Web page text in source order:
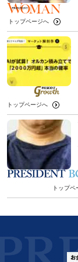
トップページへ
トップページへ
トップペ